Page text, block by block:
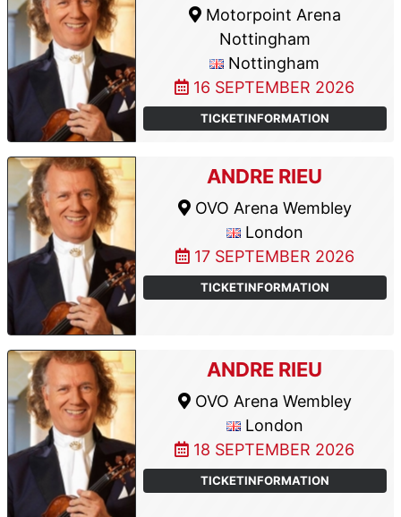
Motorpoint Arena
Nottingham
Nottingham
16 SEPTEMBER 2026
TICKETINFORMATION
ANDRE RIEU
OVO Arena Wembley
London
17 SEPTEMBER 2026
TICKETINFORMATION
ANDRE RIEU
OVO Arena Wembley
London
18 SEPTEMBER 2026
TICKETINFORMATION